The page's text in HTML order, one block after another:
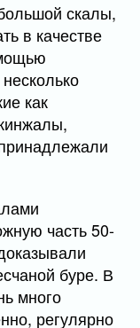
скалы,
в качестве
как
часть 50-
буре. В
много
регулярно